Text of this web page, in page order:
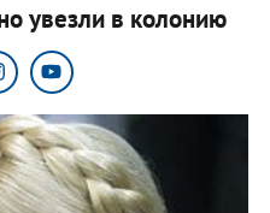
увезли в колонию